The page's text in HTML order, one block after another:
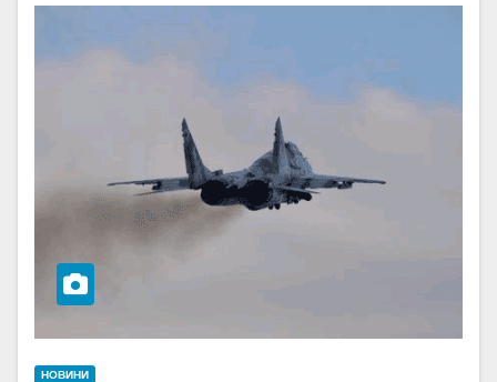
НОВИНИ